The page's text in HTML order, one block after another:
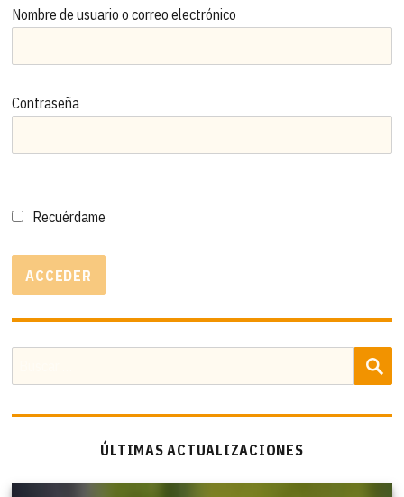
Nombre de usuario o correo electrónico
Contraseña
Recuérdame
por:
ÚLTIMAS ACTUALIZACIONES